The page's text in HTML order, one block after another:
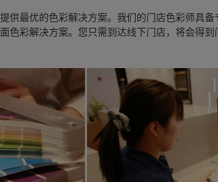
供最优的色彩解决方案。我们的门店色彩师具
色彩解决方案。您只需到达线下门店，将会得